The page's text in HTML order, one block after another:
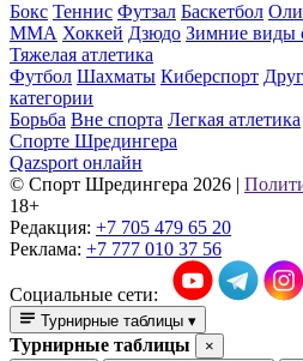
Бокс Теннис Футзал Баскетбол
ММА Хоккей Дзюдо Зимние виды
Тяжелая атлетика
Футбол Шахматы Киберспорт
категории
Борьба Вне спорта Легкая атлетика
Спорте Шредингера
Qazsport онлайн
© Cпорт Шредингера 2026
18+
Редакция: +7 705 479 65 20
Реклама: +7 777 010 37 56
Социальные сети:
Турнирные таблицы ▾
Турнирные таблицы
×